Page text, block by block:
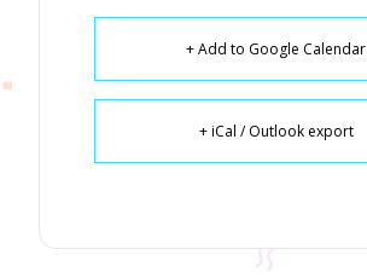
+ Add to Google Calendar
+ iCal / Outlook export